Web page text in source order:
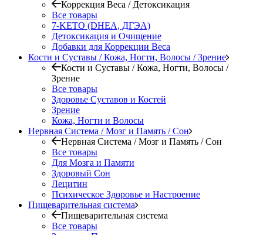
Коррекция Веса / Детоксикация
Все товары
7-KETO (DHEA, ДГЭА)
Детоксикация и Очищение
Добавки для Коррекции Веса
Кости и Суставы / Кожа, Ногти, Волосы / Зрение
Кости и Суставы / Кожа, Ногти, Волосы /
Зрение
Все товары
Здоровье Суставов и Костей
Зрение
Кожа, Ногти и Волосы
Нервная Система / Мозг и Память / Сон
Нервная Система / Мозг и Память / Сон
Все товары
Для Мозга и Памяти
Здоровый Сон
Лецитин
Психическое Здоровье и Настроение
Пищеварительная система
Пищеварительная система
Все товары